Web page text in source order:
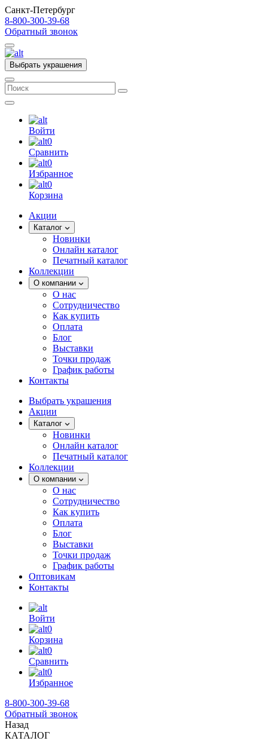
Санкт-Петербург
8-800-300-39-68
Обратный звонок
Выбрать украшения
Войти
0
Сравнить
0
Избранное
0
Корзина
Акции
Каталог
Новинки
Онлайн каталог
Печатный каталог
Коллекции
О компании
О нас
Сотрудничество
Как купить
Оплата
Блог
Выставки
Точки продаж
График работы
Контакты
Выбрать украшения
Акции
Каталог
Новинки
Онлайн каталог
Печатный каталог
Коллекции
О компании
О нас
Сотрудничество
Как купить
Оплата
Блог
Выставки
Точки продаж
График работы
Оптовикам
Контакты
Войти
0
Корзина
0
Сравнить
0
Избранное
8-800-300-39-68
Обратный звонок
Назад
КАТАЛОГ